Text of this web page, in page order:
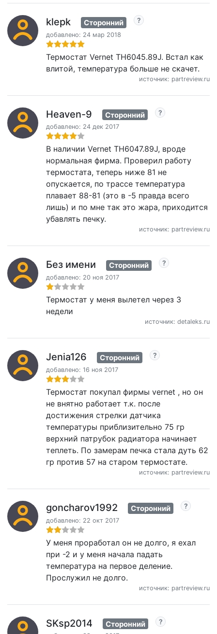
klepk Сторонний
добавлено: 24 мар 2018
Термостат Vernet TH6045.89J. Встал как
влитой, температура больше не скачет.
источник: partreview.ru
Heaven-9 Сторонний
добавлено: 24 дек 2017
В наличии Vernet TH6047.89J, вроде
нормальная фирма. Проверил работу
термостата, теперь ниже 81 не
опускается, по трассе температура
плавает 88-81 (это в -5 правда всего
лишь) и по мне так это жара, приходится
убавлять печку.
источник: partreview.ru
Без имени Сторонний
добавлено: 20 ноя 2017
Термостат у меня вылетел через 3
недели
источник: detaleks.ru
Jenia126 Сторонний
добавлено: 16 ноя 2017
Термостат покупал фирмы vernet , но он
не внятно работает т.к. после
достижения стрелки датчика
температуры приблизительно 75 гр
верхний патрубок радиатора начинает
теплеть. По замерам печка стала дуть 62
гр против 57 на старом термостате.
источник: partreview.ru
goncharov1992 Сторонний
добавлено: 22 окт 2017
У меня проработал он не долго, я ехал
при -2 и у меня начала падать
температура на первое деление.
Прослужил не долго.
источник: partreview.ru
SKsp2014 Сторонний